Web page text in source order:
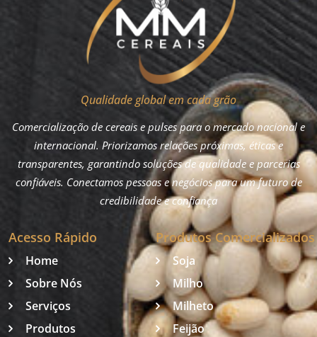
Qualidade global em cada grão
Comercialização de cereais e pulses para o mercado nacional e
internacional. Priorizamos relações próximas, éticas e
transparentes, garantindo soluções de qualidade e parcerias
confiáveis. Conectamos pessoas e negócios para um futuro de
credibilidade e confiança
Acesso Rápido
Home
Sobre Nós
Serviços
Produtos
Produtos Comercializados
Soja
Milho
Milheto
Feijão